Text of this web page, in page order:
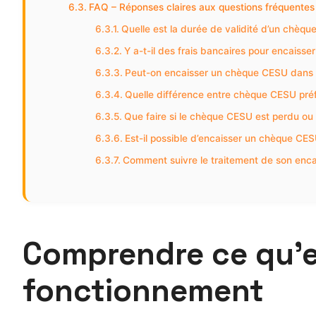
FAQ – Réponses claires aux questions
Quelle est la durée de validité d’un
Y a-t-il des frais bancaires pour
Peut-on encaisser un chèque CESU dans
Quelle différence entre chèque CESU
Que faire si le chèque CESU est perdu
Est-il possible d’encaisser un chèque
Comment suivre le traitement de son
Comprendre ce
fonctionnement